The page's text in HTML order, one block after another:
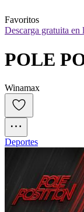
Favoritos
Descarga gratuita en
POLE
Winamax
Deportes